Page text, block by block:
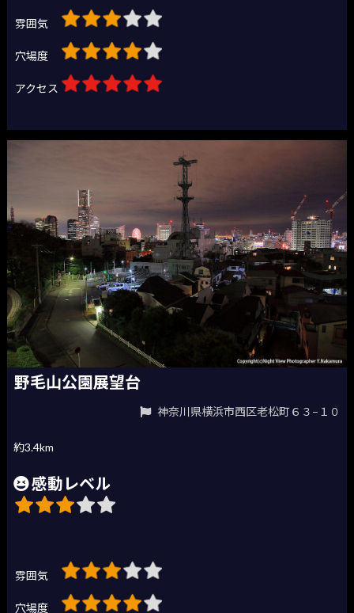
雰囲気
穴場度
アクセス
野毛山公園展望台
神奈川県横浜市西区老松町６３−１０
約3.4km
感動レベル
雰囲気
穴場度